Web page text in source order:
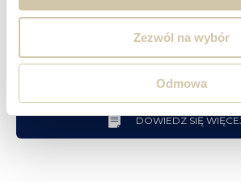
Zezwól na wybór
Odmowa
DOWIEDZ SIĘ WIĘCEJ O
DOWIEDZ SIĘ